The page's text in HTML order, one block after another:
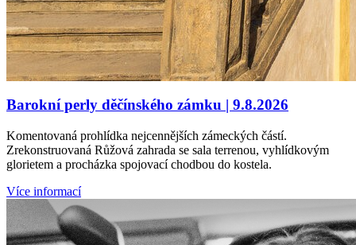
Barokní perly děčínského zámku | 9.8.2026
Komentovaná prohlídka nejcennějších zámeckých částí.
Zrekonstruovaná Růžová zahrada se sala terrenou, vyhlídkovým
glorietem a procházka spojovací chodbou do kostela.
Více informací